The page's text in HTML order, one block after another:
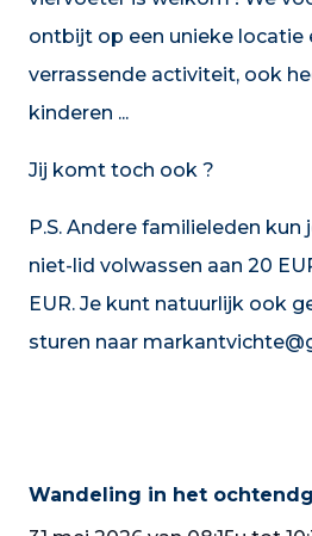
ontbijt op een unieke locatie
verrassende activiteit, ook
kinderen ...
Jij komt toch ook ?
P.S. Andere familieleden kun
niet-lid volwassen aan 20
EUR. Je kunt natuurlijk ook
sturen naar
Wandeling in het